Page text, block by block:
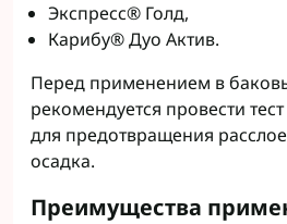
Экспресс® Голд,
Карибу® Дуо Актив.
Перед применением в
рекомендуется провести
для предотвращения
осадка.
Преимущества